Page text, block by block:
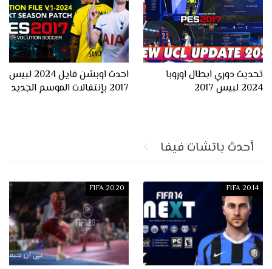
تحديث دوري ابطال اوروبا
2024 لبيس 2017
احدث اوبشن فايل 2024 لبيس
2017 بإنتقالات الموسم الجديد
أحدث باتشات فيفا
FIFA 2014
FIFA 2020